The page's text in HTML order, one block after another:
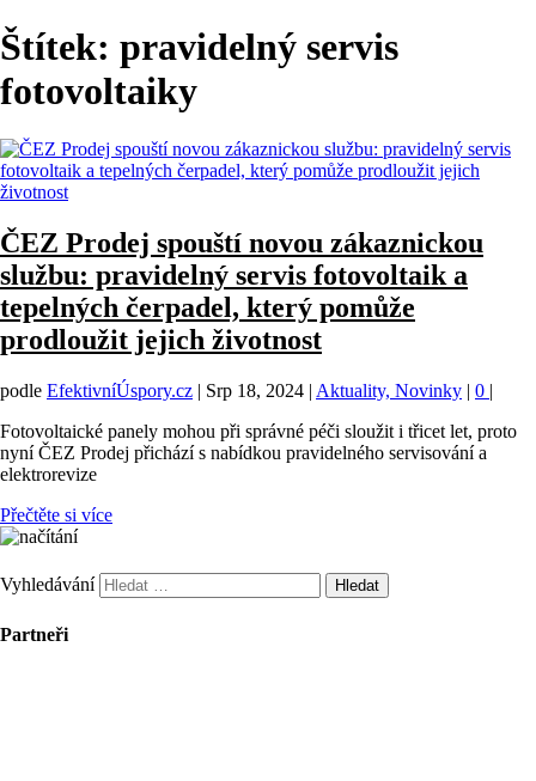
Štítek: pravidelný servis
fotovoltaiky
ČEZ Prodej spouští novou zákaznickou
službu: pravidelný servis fotovoltaik a
tepelných čerpadel, který pomůže
prodloužit jejich životnost
podle EfektivníÚspory.cz | Srp 18, 2024 | Aktuality, Novinky | 0 |
Fotovoltaické panely mohou při správné péči sloužit i třicet let, proto
nyní ČEZ Prodej přichází s nabídkou pravidelného servisování a
elektrorevize
Přečtěte si více
Vyhledávání
Partneři